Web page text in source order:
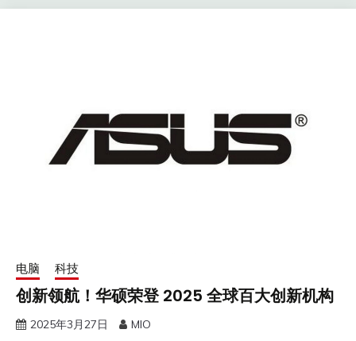
电脑 科技
创新领航！华硕荣登 2025 全球百大创新机构
2025年3月27日 MIO